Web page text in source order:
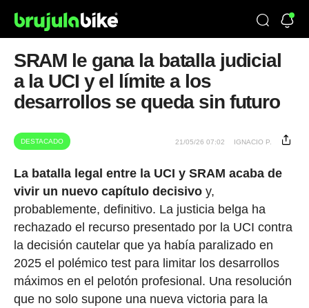
SRAM le gana la batalla judicial
a la UCI y el límite a los
desarrollos se queda sin futuro
DESTACADO 21/05/26 07:02 IGNACIO P.
La batalla legal entre la UCI y SRAM acaba de
vivir un nuevo capítulo decisivoy,
probablemente, definitivo. La justicia belga ha
rechazado el recurso presentado por la UCI contra
la decisión cautelar que ya había paralizado en
2025 el polémico test para limitar los desarrollos
máximos en el pelotón profesional. Una resolución
que no solo supone una nueva victoria para la